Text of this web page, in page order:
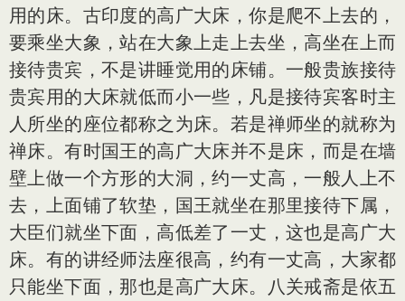
用的床。古印度的高广大床，你是爬不上去的，
要乘坐大象，站在大象上走上去坐，高坐在上而
接待贵宾，不是讲睡觉用的床铺。一般贵族接待
贵宾用的大床就低而小一些，凡是接待宾客时主
人所坐的座位都称之为床。若是禅师坐的就称为
禅床。有时国王的高广大床并不是床，而是在墙
壁上做一个方形的大洞，约一丈高，一般人上不
去，上面铺了软垫，国王就坐在那里接待下属，
大臣们就坐下面，高低差了一丈，这也是高广大
床。有的讲经师法座很高，约有一丈高，大家都
只能坐下面，那也是高广大床。八关戒斋是依五